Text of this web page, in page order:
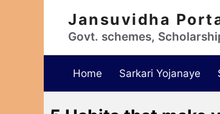
Jansuvidha
Govt. schemes,
Home Sarkari Yojanaye